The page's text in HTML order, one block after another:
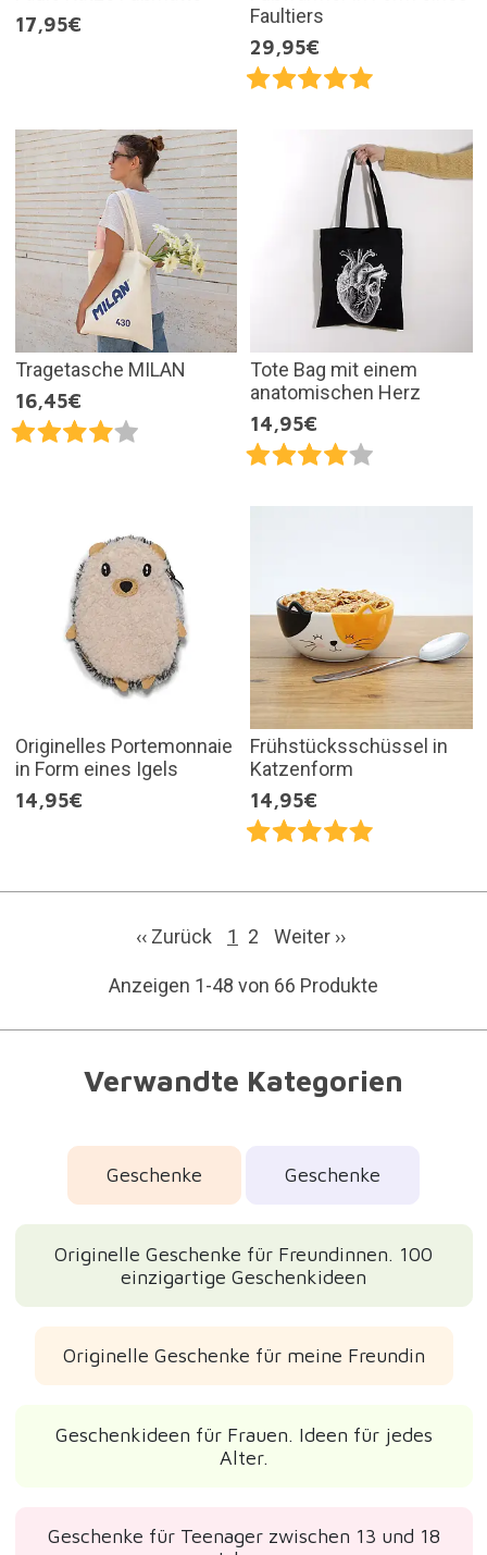
17,95€
Faultiers
29,95€
Tragetasche MILAN
16,45€
Tote Bag mit einem
anatomischen Herz
14,95€
Originelles Portemonnaie
in Form eines Igels
14,95€
Frühstücksschüssel in
Katzenform
14,95€
‹‹ Zurück 1 2 Weiter ››
Anzeigen 1-48 von 66 Produkte
Verwandte Kategorien
Geschenke Geschenke
Originelle Geschenke für Freundinnen. 100
einzigartige Geschenkideen
Originelle Geschenke für meine Freundin
Geschenkideen für Frauen. Ideen für jedes
Alter.
Geschenke für Teenager zwischen 13 und 18